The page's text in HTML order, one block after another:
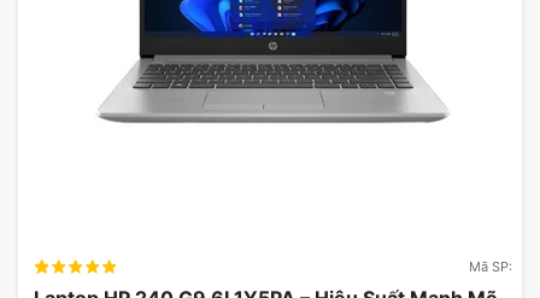
16GB RAM lớn giúp xử lý đa nhiệm hiệu quả, tăngMã SP: